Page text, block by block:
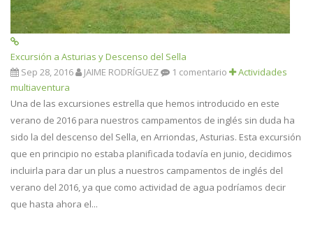
Excursión a Asturias y Descenso del Sella
Sep 28, 2016
JAIME RODRÍGUEZ 1 comentario
Actividades
multiaventura
Una de las excursiones estrella que hemos introducido en este
verano de 2016 para nuestros campamentos de inglés sin duda ha
sido la del descenso del Sella, en Arriondas, Asturias. Esta excursión
que en principio no estaba planificada todavía en junio, decidimos
incluirla para dar un plus a nuestros campamentos de inglés del
verano del 2016, ya que como actividad de agua podríamos decir
que hasta ahora el...